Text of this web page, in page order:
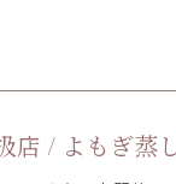
店 / よもぎ蒸